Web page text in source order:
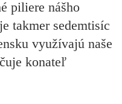
piliere nášho
takmer sedemtisíc
využívajú naše
konateľ